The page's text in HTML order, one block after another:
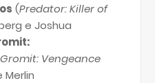
(Predator: Killer of
e Joshua
Vengeance
Merlin